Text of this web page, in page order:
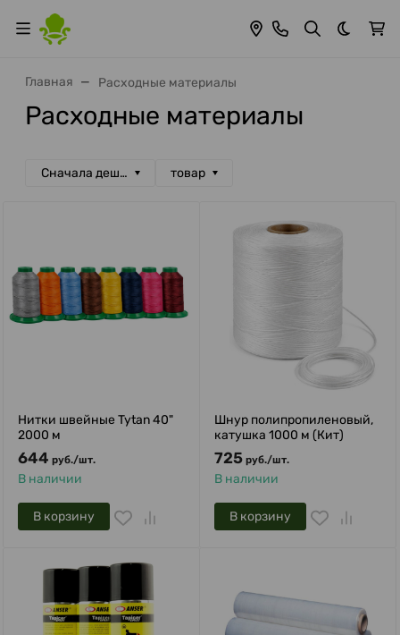
Темная
Главная Расходные материалы
Расходные материалы
Сначала дешевые товар
Нитки швейные Tytan 40"
2000 м
644 руб./шт.
В наличии
В корзину
Шнур полипропиленовый,
катушка 1000 м (Кит)
725 руб./шт.
В наличии
В корзину